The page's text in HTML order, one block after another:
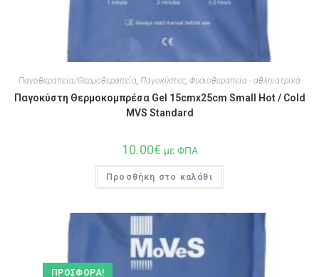
Παγοθεραπεία/Θερμοθεραπεία, Παγοκύστες, Φυσιοθεραπεία - αθληιατρικά
Παγοκύστη Θερμοκομπρέσα Gel 15cmx25cm Small Hot / Cold
MVS Standard
10.00€ με ΦΠΑ
Προσθήκη στο καλάθι
ΠΡΟΣΦΟΡΆ!